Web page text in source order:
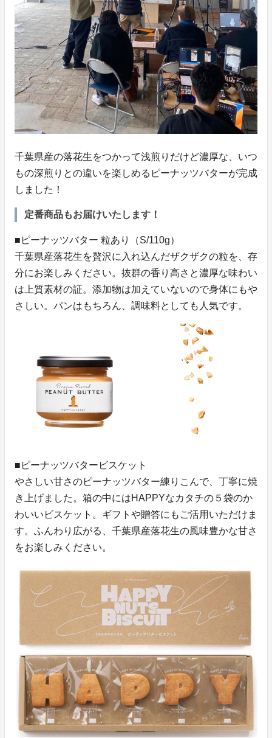
千葉県産の落花生をつかって浅煎りだけど濃厚な、いつ
もの深煎りとの違いを楽しめるピーナッツバターが完成
しました！
定番商品もお届けいたします！
■ピーナッツバター 粒あり（S/110g）
千葉県産落花生を贅沢に入れ込んだザクザクの粒を、存
分にお楽しみください。抜群の香り高さと濃厚な味わい
は上質素材の証。添加物は加えていないので身体にもや
さしい。パンはもちろん、調味料としても人気です。
■ピーナッツバタービスケット
やさしい甘さのピーナッツバター練りこんで、丁寧に焼
き上げました。箱の中にはHAPPYなカタチの５袋のか
わいいビスケット。ギフトや贈答にもご活用いただけま
す。ふんわり広がる、千葉県産落花生の風味豊かな甘さ
をお楽しみください。